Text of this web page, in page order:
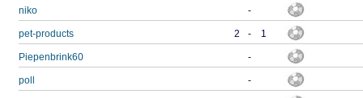
niko -
pet-products 2 - 1
Piepenbrink60 -
poll -